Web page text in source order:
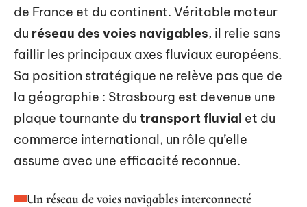
de France et du continent. Véritable moteur
du réseau des voies navigables, il relie sans
faillir les principaux axes fluviaux européens.
Sa position stratégique ne relève pas que de
la géographie : Strasbourg est devenue une
plaque tournante du transport fluvial et du
commerce international, un rôle qu’elle
assume avec une efficacité reconnue.
Un réseau de voies navigables interconnecté